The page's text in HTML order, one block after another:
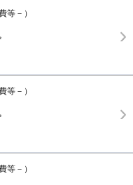
等－）
等－）
等－）